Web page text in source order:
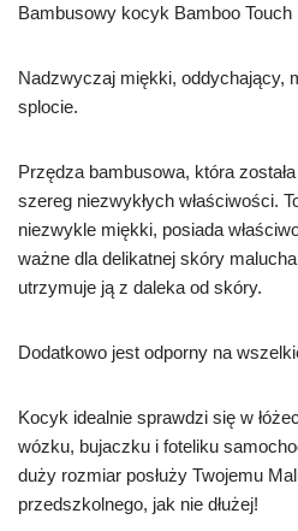
Bambusowy kocyk Bamboo Touch
Nadzwyczaj miękki, oddychający,
splocie.
Przędza bambusowa, która
szereg niezwykłych właściwości.
niezwykle miękki, posiada
ważne dla delikatnej skóry
utrzymuje ją z daleka od skóry.
Dodatkowo jest odporny na
Kocyk idealnie sprawdzi się w
wózku, bujaczku i foteliku
duży rozmiar posłuży Twojemu
przedszkolnego, jak nie dłużej!